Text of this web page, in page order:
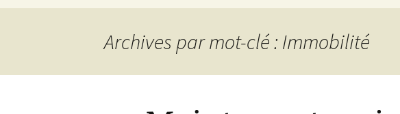
Archives par mot-clé : Immobilité